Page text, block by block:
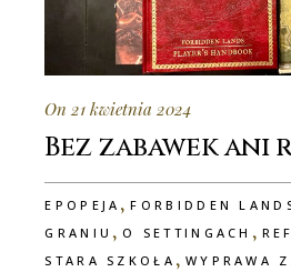
On 21 kwietnia 2024
Bez zabawek ani
EPOPEJA ,FORBIDDEN
GRANIU ,O SETTINGACH ,
STARA SZKOŁA , WYPRAWA